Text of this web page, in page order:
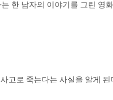
한 남자의 이야기를 그린 영화
고로 죽는다는 사실을 알게 된